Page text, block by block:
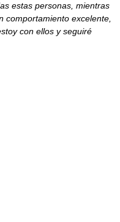
estas personas, mientras
comportamiento excelente,
con ellos y seguiré